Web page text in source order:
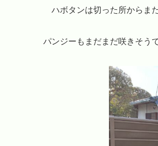
ハボタンは切った所からま
パンジーもまだまだ咲きそうで